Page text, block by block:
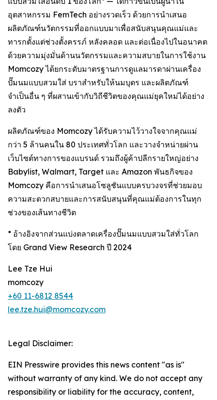
อุตสาหกรรม FemTech อย่างรวดเร็ว ด้วยการนำเสนอ
ผลิตภัณฑ์นวัตกรรมที่ออกแบบมาเพื่อสนับสนุนคุณแม่และ
ทารกตั้งแต่ช่วงตั้งครรภ์ หลังคลอด และต่อเนื่องไปในอนาคต
ด้วยความมุ่งมั่นด้านนวัตกรรมและความสบายในการใช้งาน
Momcozy ได้ยกระดับมาตรฐานการดูแลมารดาผ่านเครื่อง
ปั๊มนมแบบสวมใส่ บราสำหรับให้นมบุตร และผลิตภัณฑ์
จำเป็นอื่น ๆ ที่ผสานเข้ากับวิถีชีวิตของคุณแม่ยุคใหม่ได้อย่าง
ลงตัว
ผลิตภัณฑ์ของ Momcozy ได้รับความไว้วางใจจากคุณแม่
กว่า 5 ล้านคนใน 80 ประเทศทั่วโลก และวางจำหน่ายผ่าน
เว็บไซต์ทางการของแบรนด์ รวมถึงผู้ค้าปลีกรายใหญ่อย่าง
Babylist, Walmart, Target และ Amazon พันธกิจของ
Momcozy คือการนำเสนอโซลูชันแบบครบวงจรที่ช่วยมอบ
ความสะดวกสบายและการสนับสนุนที่คุณแม่ต้องการในทุก
ช่วงของเส้นทางชีวิต
* อ้างอิงจากส่วนแบ่งตลาดเครื่องปั๊มนมแบบสวมใส่ทั่วโลก
โดย Grand View Research ปี 2024
Lee Tze Hui
momcozy
+60 11-6812 8544
lee.tze.hui@momcozy.com
Legal Disclaimer:
EIN Presswire provides this news content "as is"
without warranty of any kind. We do not accept any
responsibility or liability for the accuracy, content,